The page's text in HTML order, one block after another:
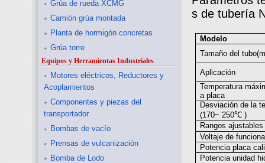
Grúa de rueda XCMG
Camión grúa montada
Planta de hormigón concretas
Grúa torre
Equipos y Herramientas Industriales
Motores eléctricos, Reductores y
Acoplamientos
Componentes y piezas del
transportador
Bombas de vacío
Prensas de vulcanización
Bomba de Lodo
s de tubería
Modelo
Tamaño del
Aplicación
Temperatura
a placa
Desviación de la
(170~ 250℃)
Rangos
Voltaje de
Potencia placa
Potencia unidad